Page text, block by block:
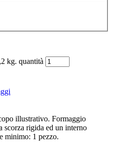
kg. quantità
illustrativo. Formaggio
scorza rigida ed un interno
minimo: 1 pezzo.